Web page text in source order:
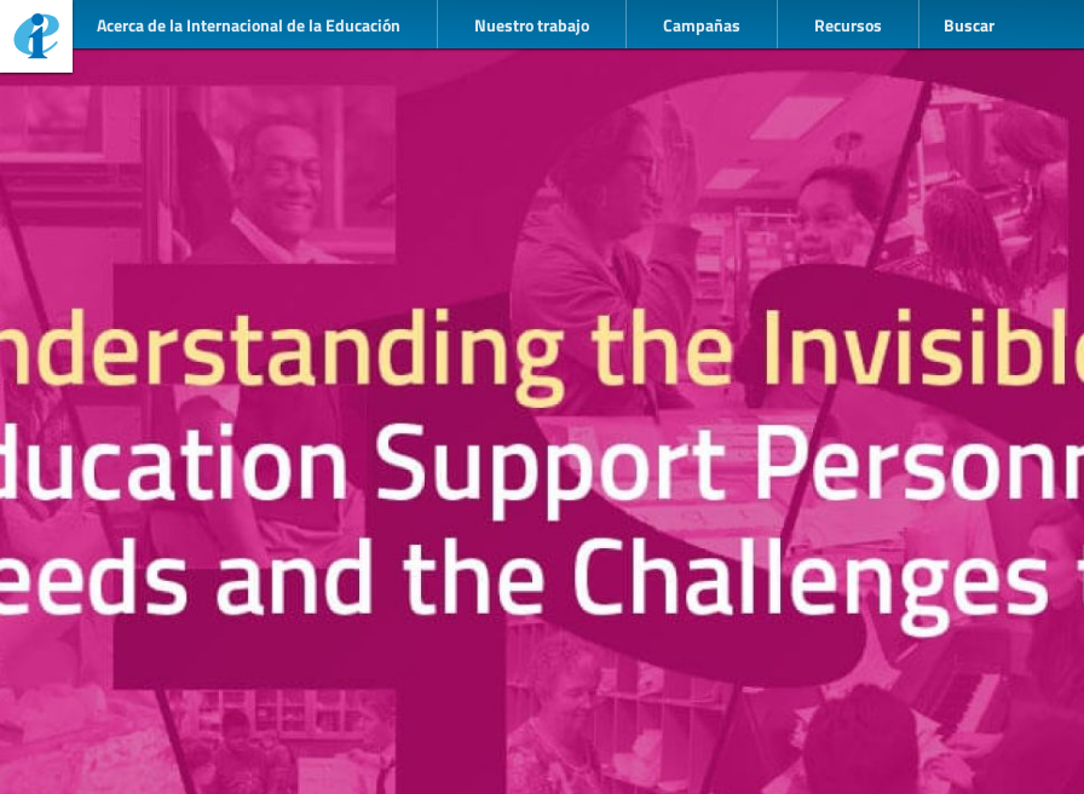
Acerca de la Internacional de la Educación Nuestro trabajo Campañas Recursos Buscar